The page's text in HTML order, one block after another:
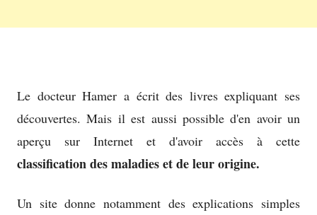
Le docteur Hamer a écrit des livres expliquant ses
découvertes. Mais il est aussi possible d'en avoir un
aperçu sur Internet et d'avoir accès à cette
classification des maladies et de leur origine.
Un site donne notamment des explications simples